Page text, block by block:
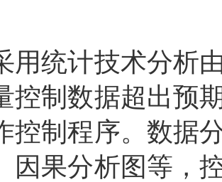
用统计技术分析
控制数据超出预
控制程序。数据
因果分析图等，